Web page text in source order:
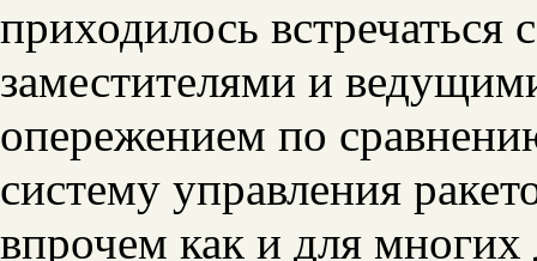
приходилось
заместителями и
опережением по
систему управления
впрочем как и для многих